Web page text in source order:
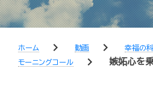
ホーム chevron_right 動画 chevron_right 幸福の
モーニングコール
chevron_right 嫉妬心を